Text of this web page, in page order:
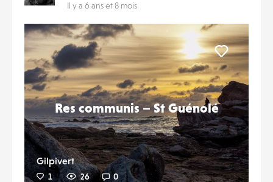
Il y a 6 ans et 8 mois
Res communis – St Guénolé
Gilpivert
1 26 0
Liker